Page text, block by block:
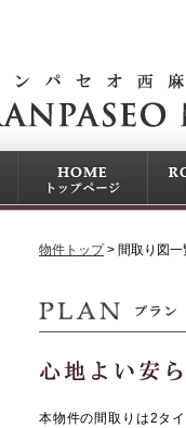
物件トップ 間取り図一
本物件の間取りは2タ